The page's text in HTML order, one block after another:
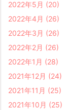
2022年5月 (20)
2022年4月 (26)
2022年3月 (26)
2022年2月 (26)
2022年1月 (28)
2021年12月 (24)
2021年11月 (25)
2021年10月 (25)